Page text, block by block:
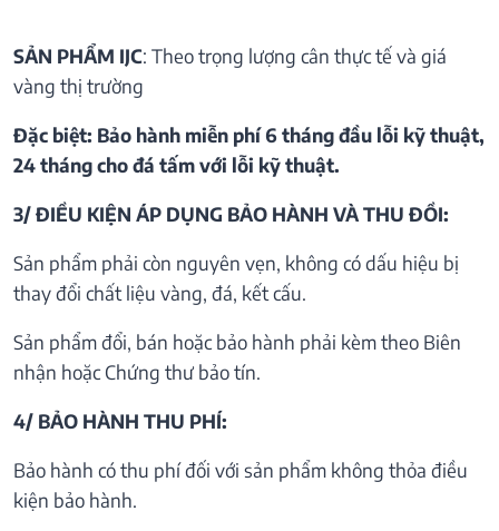
SẢN PHẨM IJC: Theo trọng lượng cân thực tế và giá
vàng thị trường
Đặc biệt: Bảo hành miễn phí 6 tháng đầu lỗi kỹ thuật,
24 tháng cho đá tấm với lỗi kỹ thuật.
3/ ĐIỀU KIỆN ÁP DỤNG BẢO HÀNH VÀ THU ĐỒI:
Sản phẩm phải còn nguyên vẹn, không có dấu hiệu bị
thay đổi chất liệu vàng, đá, kết cấu.
Sản phẩm đổi, bán hoặc bảo hành phải kèm theo Biên
nhận hoặc Chứng thư bảo tín.
4/ BẢO HÀNH THU PHÍ:
Bảo hành có thu phí đối với sản phẩm không thỏa điều
kiện bảo hành.